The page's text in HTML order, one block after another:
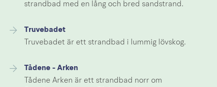
strandbad med en lång och bred sandstrand.
Truvebadet
Truvebadet är ett strandbad i lummig lövskog.
Tådene - Arken
Tådene Arken är ett strandbad norr om